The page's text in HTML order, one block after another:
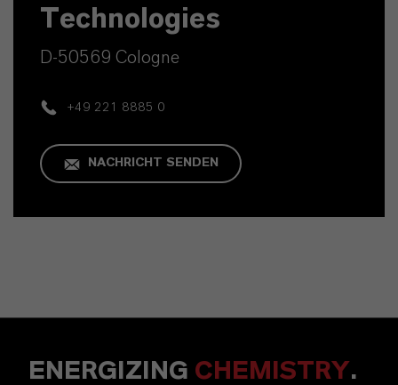
Technologies
D-50569 Cologne
+49 221 8885 0
NACHRICHT SENDEN
ENERGIZING CHEMISTRY.